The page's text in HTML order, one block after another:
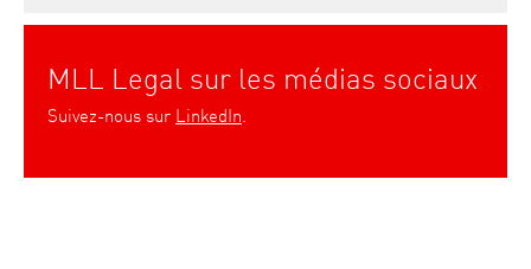
MLL Legal sur les médias sociaux
Suivez-nous sur LinkedIn.